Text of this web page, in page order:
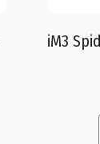
iM3